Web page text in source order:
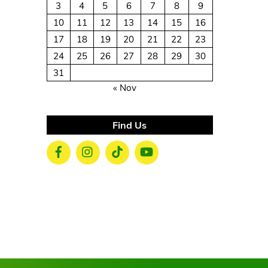
3 4 5 6 7 8
9
10
11 12 13 14 15
16
17
18 19 20 21 22
23
24
25 26 27 28 29
30
31
« Nov
Find Us